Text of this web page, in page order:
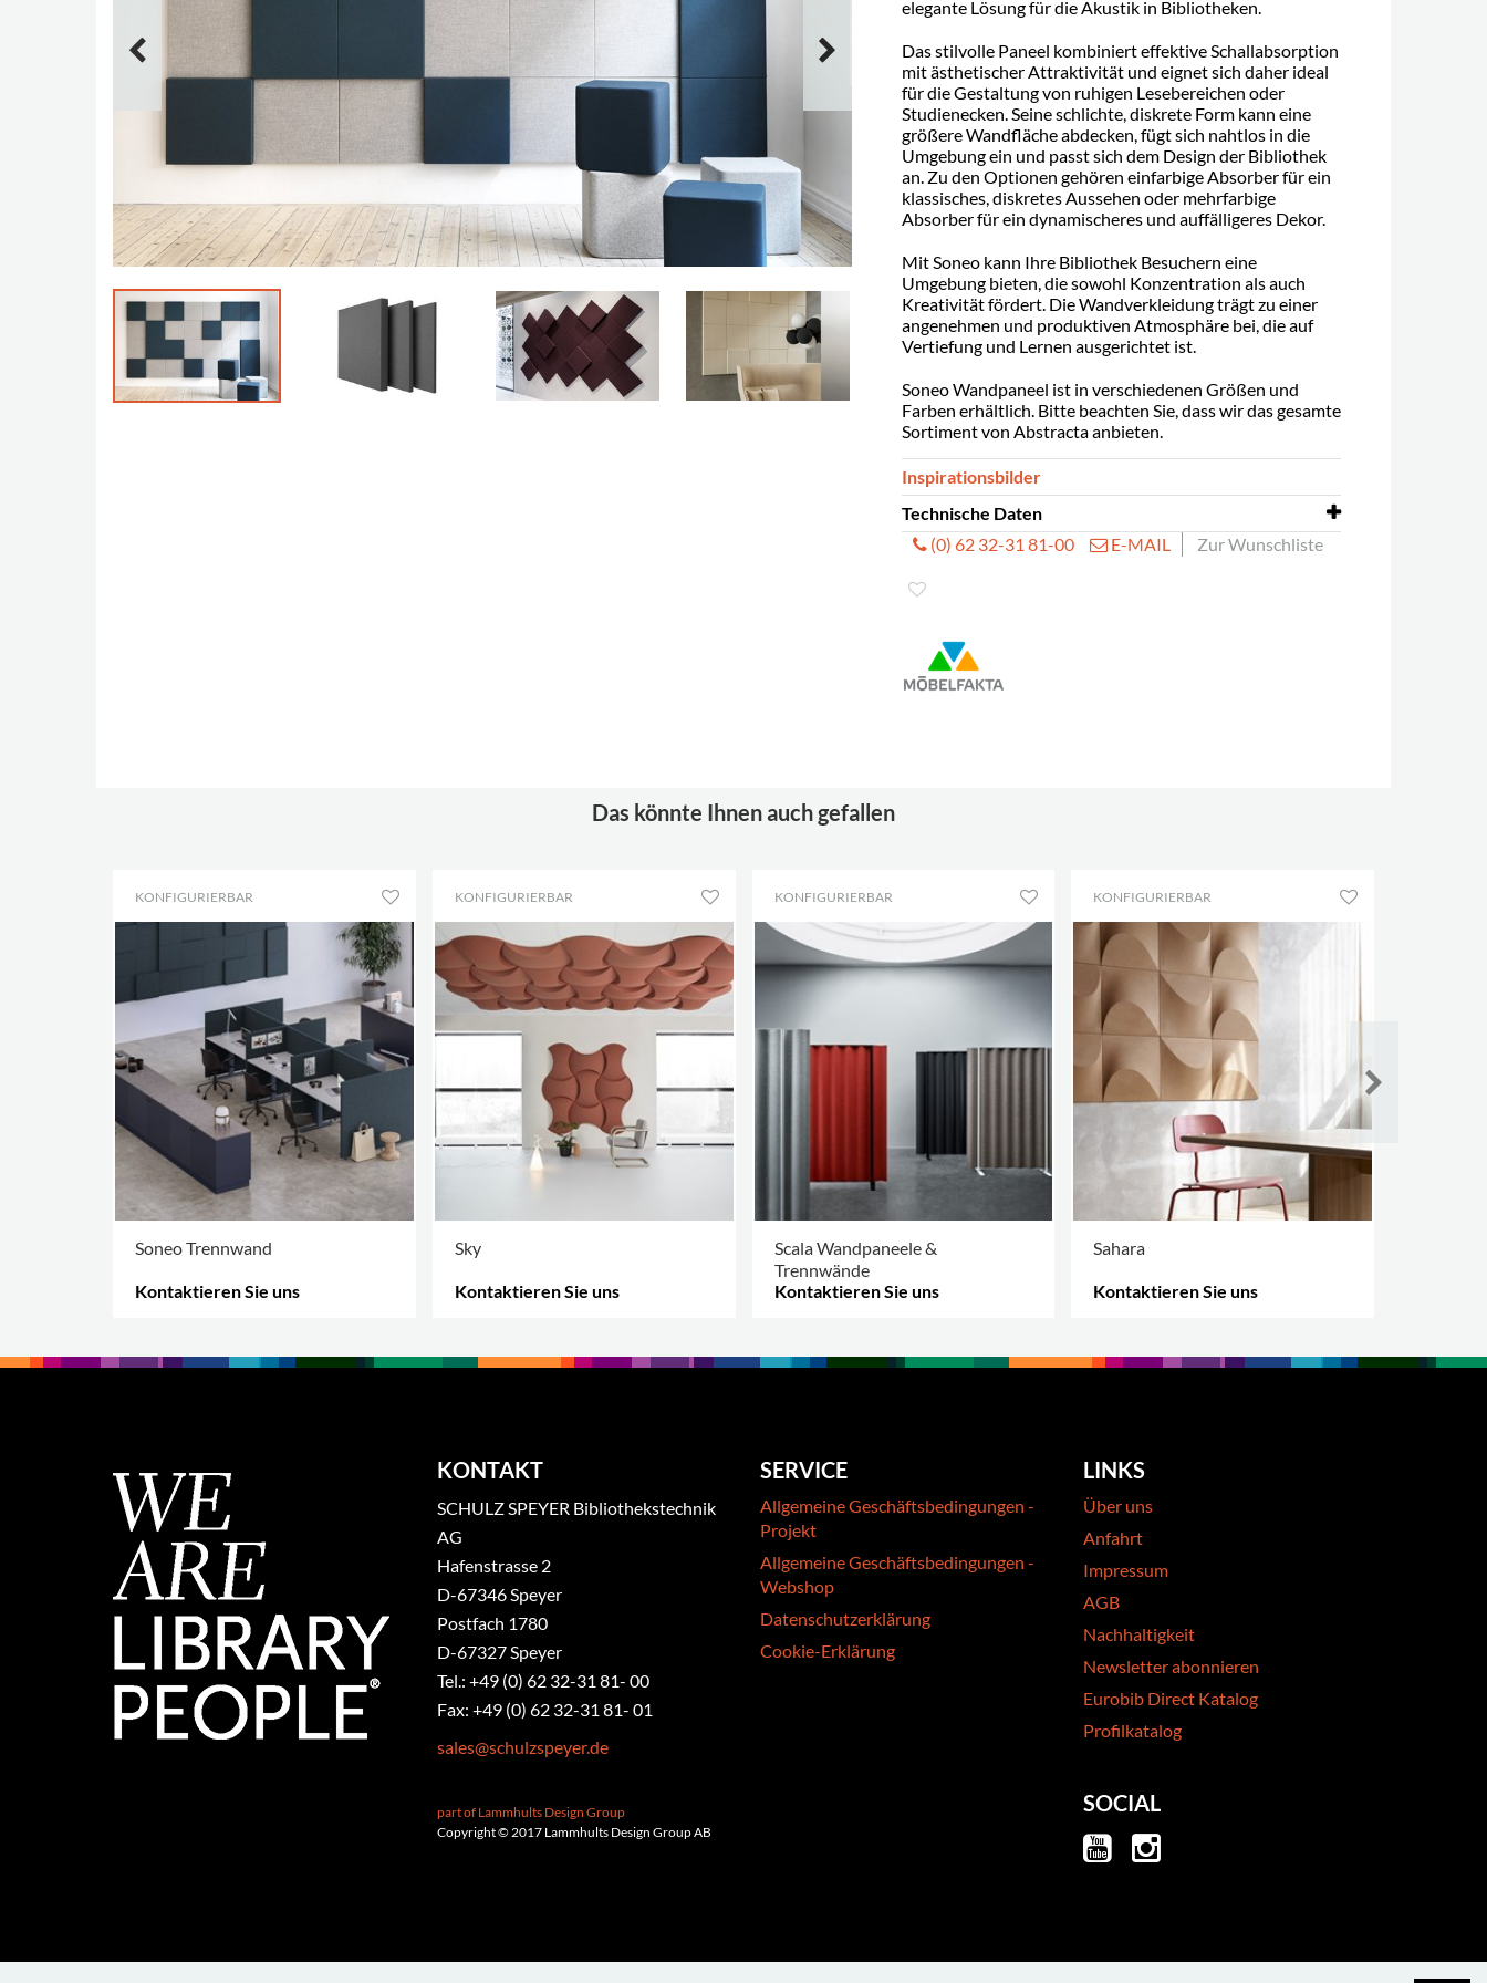
elegante Lösung für die Akustik in Bibliotheken.
Das stilvolle Paneel kombiniert effektive Schallabsorption
mit ästhetischer Attraktivität und eignet sich daher ideal
für die Gestaltung von ruhigen Lesebereichen oder
Studienecken. Seine schlichte, diskrete Form kann eine
größere Wandfläche abdecken, fügt sich nahtlos in die
Umgebung ein und passt sich dem Design der Bibliothek
an. Zu den Optionen gehören einfarbige Absorber für ein
klassisches, diskretes Aussehen oder mehrfarbige
Absorber für ein dynamischeres und auffälligeres Dekor.
Mit Soneo kann Ihre Bibliothek Besuchern eine
Umgebung bieten, die sowohl Konzentration als auch
Kreativität fördert. Die Wandverkleidung trägt zu einer
angenehmen und produktiven Atmosphäre bei, die auf
Vertiefung und Lernen ausgerichtet ist.
Soneo Wandpaneel ist in verschiedenen Größen und
Farben erhältlich. Bitte beachten Sie, dass wir das gesamte
Sortiment von Abstracta anbieten.
Inspirationsbilder
Technische Daten
Die Soneo-Kollektion umfasst auch Soneo Trennwand.
(0) 62 32-31 81-00 E-MAIL Zur Wunschliste
Das könnte Ihnen auch gefallen
KONFIGURIERBAR
Soneo Trennwand
Kontaktieren Sie uns
KONFIGURIERBAR
Sky
Kontaktieren Sie uns
KONFIGURIERBAR
Scala Wandpaneele &
Trennwände
Kontaktieren Sie uns
KONFIGURIERBAR
Sahara
Kontaktieren Sie uns
KONTAKT
SCHULZ SPEYER Bibliothekstechnik
AG
Hafenstrasse 2
​D-67346 Speyer
Postfach 1780
D-67327 Speyer
Tel.: +49 (0) 62 32-31 81- 00
Fax: +49 (0) 62 32-31 81- 01
sales@schulzspeyer.de
part of Lammhults Design Group
Copyright © 2017 Lammhults Design Group AB
SERVICE
Allgemeine Geschäftsbedingungen -
Projekt
Allgemeine Geschäftsbedingungen -
Webshop
Datenschutzerklärung
Cookie-Erklärung
LINKS
Über uns
Anfahrt
Impressum
AGB
Nachhaltigkeit
Newsletter abonnieren
Eurobib Direct Katalog
Profilkatalog
SOCIAL